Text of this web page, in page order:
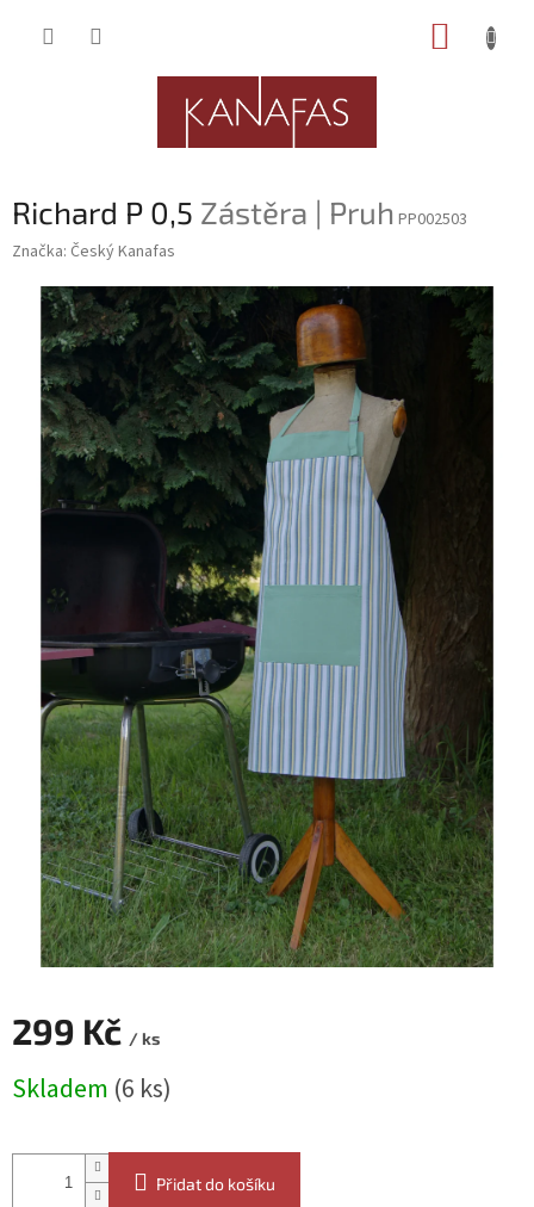
Richard P 0,5 Zástěra | Pruh PP002503
Značka: Český Kanafas
299 Kč / ks
cena:
Skladem (6 ks)
Přidat do košíku